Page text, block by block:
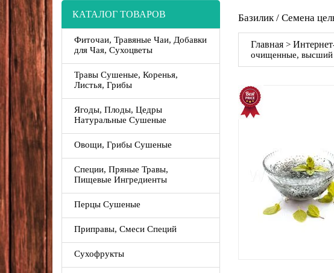
Базилик / Семена
Главная>
очищенные, высший
КАТАЛОГ ТОВАРОВ
Фиточаи, Травяные Чаи, Добавки
для Чая, Сухоцветы
Травы Сушеные, Коренья,
Листья, Грибы
Ягоды, Плоды, Цедры
Натуральные Сушеные
Овощи, Грибы Сушеные
Специи, Пряные Травы,
Пищевые Ингредиенты
Перцы Сушеные
Приправы, Смеси Специй
Сухофрукты